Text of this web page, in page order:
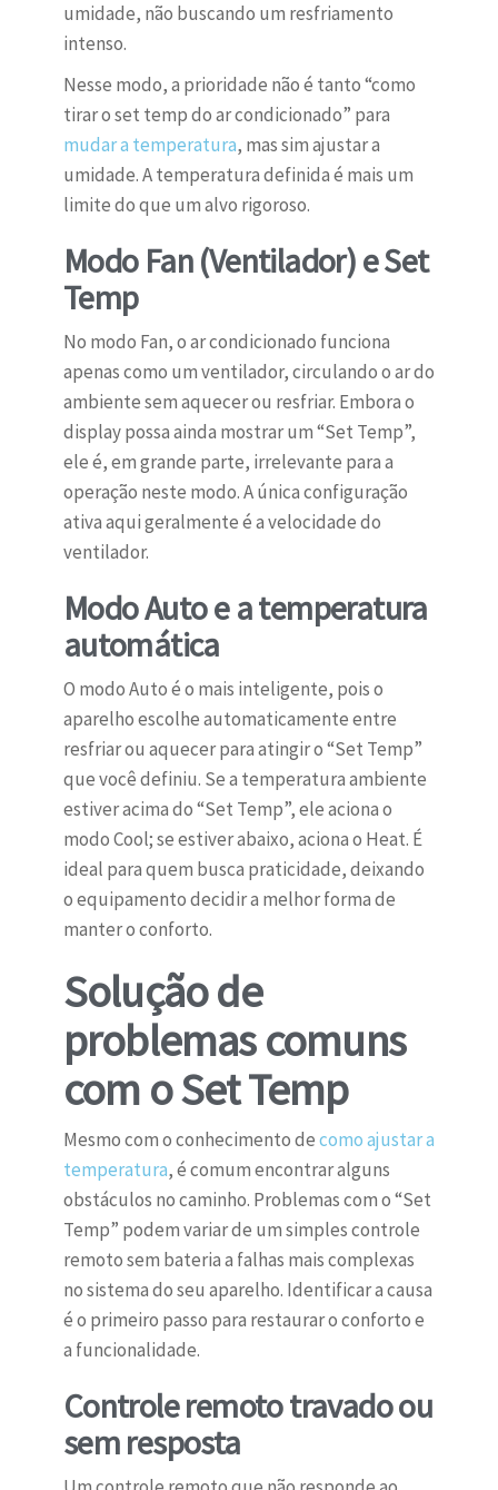
umidade, não buscando um resfriamento
intenso.
Nesse modo, a prioridade não é tanto “como
tirar o set temp do ar condicionado” para
mudar a temperatura, mas sim ajustar a
umidade. A temperatura definida é mais um
limite do que um alvo rigoroso.
Modo Fan (Ventilador) e Set
Temp
No modo Fan, o ar condicionado funciona
apenas como um ventilador, circulando o ar do
ambiente sem aquecer ou resfriar. Embora o
display possa ainda mostrar um “Set Temp”,
ele é, em grande parte, irrelevante para a
operação neste modo. A única configuração
ativa aqui geralmente é a velocidade do
ventilador.
Modo Auto e a temperatura
automática
O modo Auto é o mais inteligente, pois o
aparelho escolhe automaticamente entre
resfriar ou aquecer para atingir o “Set Temp”
que você definiu. Se a temperatura ambiente
estiver acima do “Set Temp”, ele aciona o
modo Cool; se estiver abaixo, aciona o Heat. É
ideal para quem busca praticidade, deixando
o equipamento decidir a melhor forma de
manter o conforto.
Solução de
problemas comuns
com o Set Temp
Mesmo com o conhecimento decomo ajustar a
temperatura, é comum encontrar alguns
obstáculos no caminho. Problemas com o “Set
Temp” podem variar de um simples controle
remoto sem bateria a falhas mais complexas
no sistema do seu aparelho. Identificar a causa
é o primeiro passo para restaurar o conforto e
a funcionalidade.
Controle remoto travado ou
sem resposta